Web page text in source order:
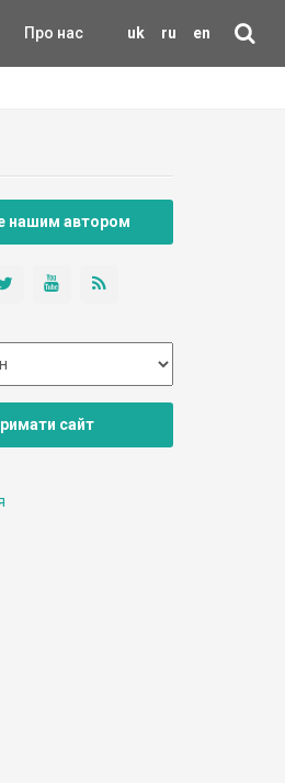
uk ru en
Про нас
нашим автором
сайт